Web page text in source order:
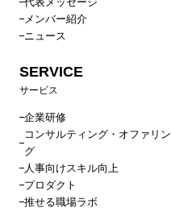
メンバー紹介
ニュース
SERVICE
サービス
企業研修
コンサルティング・オファリン
グ
人事向けスキル向上
プロダクト
推せる職場ラボ